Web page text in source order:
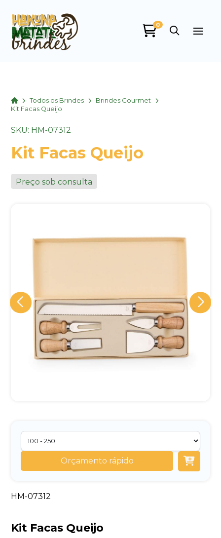
0
HomeTodos os Brindes
Brindes Gourmet
Kit Facas Queijo
SKU: HM-07312
Kit Facas Queijo
Preço sob consulta
Orçamento rápido
HM-07312
Kit Facas Queijo